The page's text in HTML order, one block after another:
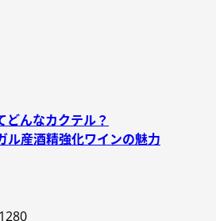
どんなカクテル？
ル産酒精強化ワインの魅力